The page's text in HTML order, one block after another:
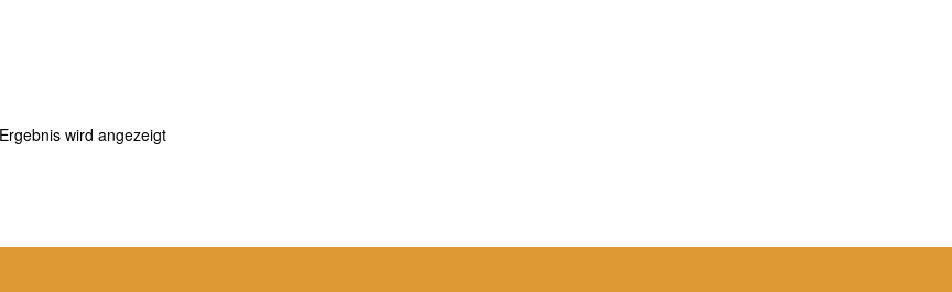
wird angezeigt